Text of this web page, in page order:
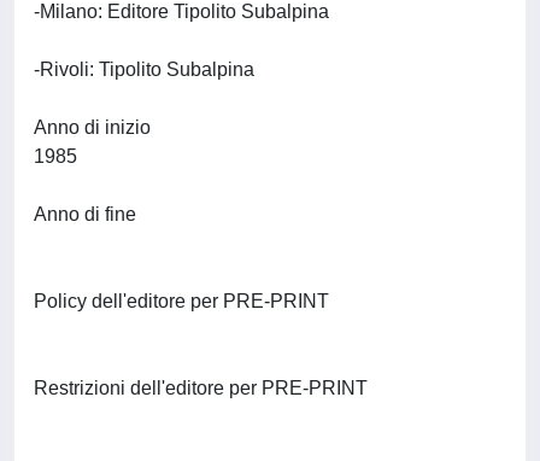
-Milano: Editore Tipolito Subalpina
Anno di inizio
Anno di fine
Policy dell'editore per PRE-PRINT
Restrizioni dell'editore per PRE-PRINT